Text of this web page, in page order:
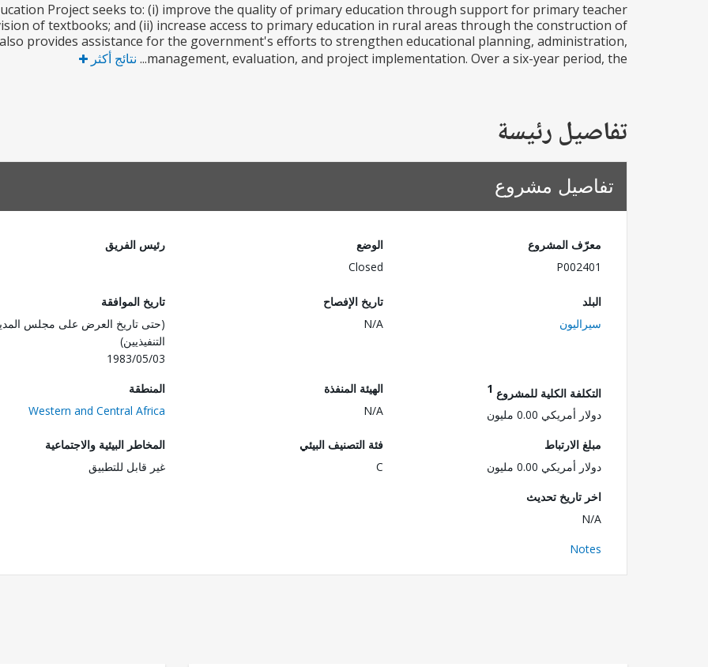
Project seeks to: (i) improve the quality of primary education through support for primary teacher
of textbooks; and (ii) increase access to primary education in rural areas through the construction of
provides assistance for the government's efforts to strengthen educational planning, administration,
management, evaluation, and project implementation. Over a six-year period, the...
نتائج أكثر
تفاصيل رئيسة
تفاصيل مشروع
معرّف المشروع
P002401
الوضع
Closed
رئيس الفريق
البلد
سيراليون
تاريخ الإفصاح
N/A
تاريخ الموافقة
(حتى تاريخ العرض على مجلس
التنفيذيين)
1983/05/03
التكلفة الكلية للمشروع 1
دولار أمريكي 0.00 مليون
الهيئة المنفذة
N/A
المنطقة
Western and Central Africa
مبلغ الارتباط
دولار أمريكي 0.00 مليون
فئة التصنيف البيئي
C
المخاطر البيئية والاجتماعية
غير قابل للتطبيق
اخر تاريخ تحديث
N/A
Notes